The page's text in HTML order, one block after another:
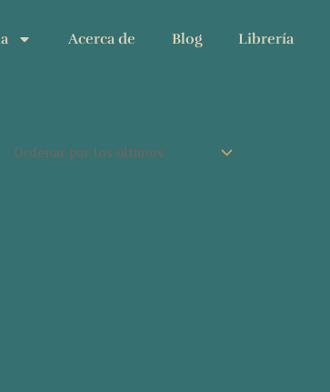
Acerca de Blog Librería